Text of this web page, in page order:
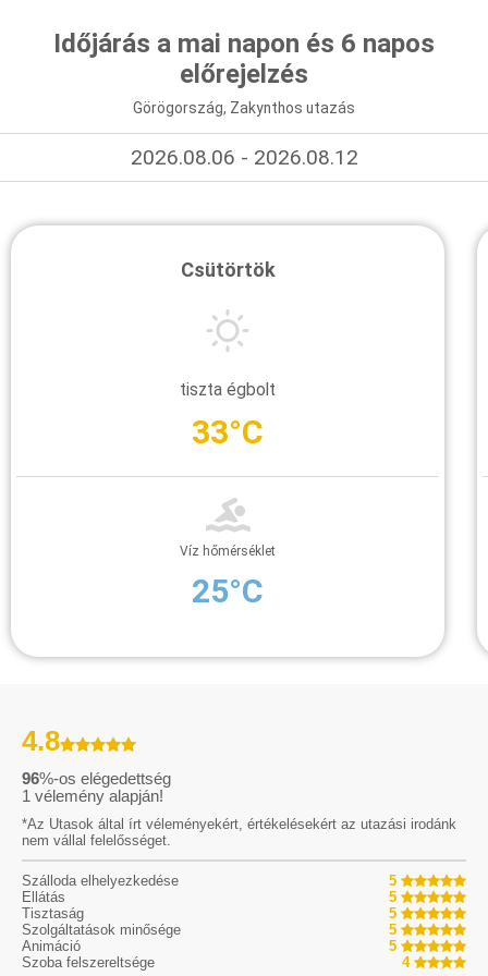
Időjárás a mai napon és 6 napos
előrejelzés
Görögország, Zakynthos utazás
2026.08.06 - 2026.08.12
Csütörtök
tiszta égbolt
33°C
Víz hőmérséklet
25°C
4.8
96%-os elégedettség
1 vélemény alapján!
*Az Utasok által írt véleményekért, értékelésekért az utazási irodánk
nem vállal felelősséget.
Szálloda elhelyezkedése
5
Ellátás
5
Tisztaság
5
Szolgáltatások minősége
5
Animáció
5
Szoba felszereltsége
4